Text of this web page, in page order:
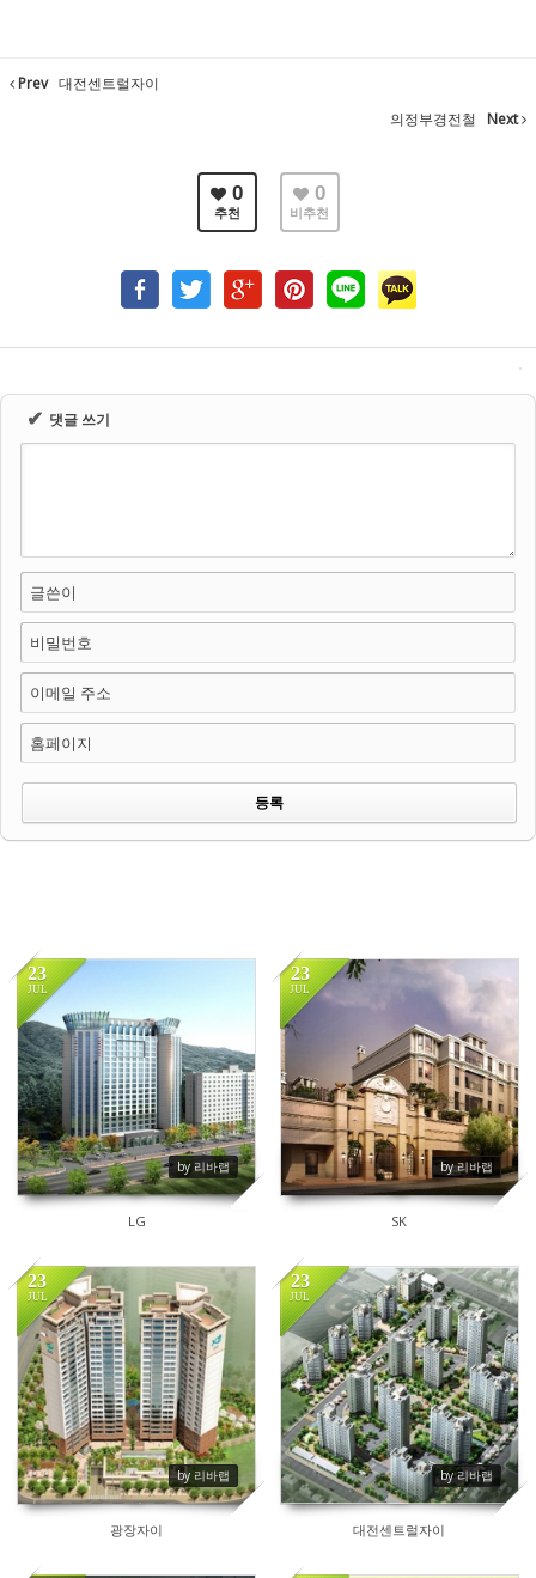
Prev 대전센트럴자이
의정부경전철
Next
0
추천
0
비추천
✔ 댓글 쓰기
글쓴이
비밀번호
이메일 주소
홈페이지
23
JUL
by 리바랩
120
LG
23
JUL
by 리바랩
SK
23
JUL
by 리바랩
78
광장자이
23
JUL
by 리바랩
73
대전센트럴자이